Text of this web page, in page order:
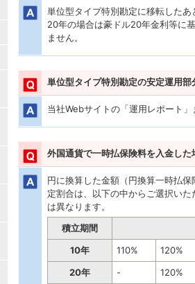
単位型タイプ特別勘定に移転した
20年の場合は豪ドル20年金利等に
ません。
単位型タイプ特別勘定の安定運用
当社Webサイトの「運用レポート
外国通貨で一時払保険料を入金し
円に換算した金額（円換算一時払
定割合は、以下の中からご選択い
は異なります。
積立期間
10年
110%
120%
20年
- 120%